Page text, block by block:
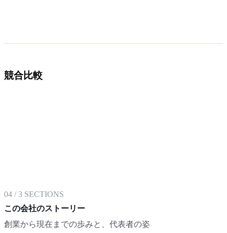
競合比較
04 /3 SECTIONS
この会社のストーリー
創業から現在までの歩みと、代表者の姿